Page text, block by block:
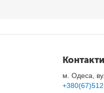
які так само
Контакти
м. Одеса,